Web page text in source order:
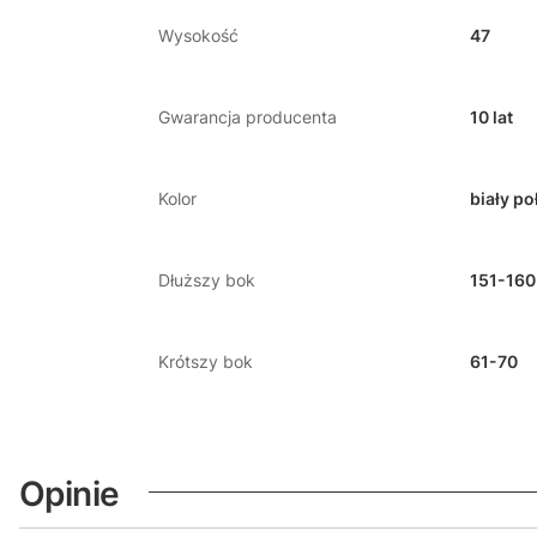
Wysokość 47
Gwarancja producenta 10 lat
Kolor biały
Dłuższy bok 151-160
Krótszy bok 61-70
Opinie